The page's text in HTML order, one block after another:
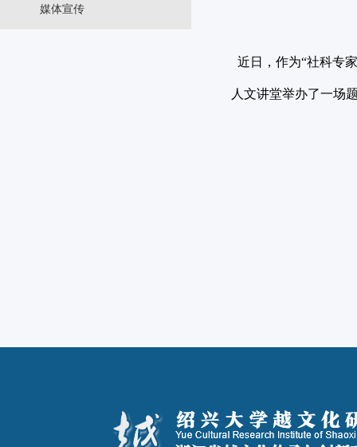
媒体宣传
近日，作为“社科专
人文讲堂举办了一场